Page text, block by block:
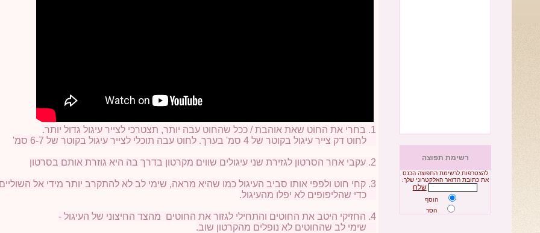
רשימת תפוצה
להצטרפות לרשימת התפוצה הכנס
את כתובת הדואר האלקטרוני שלך:
שלח
הוסף
הסר
1. בחרי את החוט שאת אוהבת / ככל שהחוט עבה יותר, תצטרכי לצייר עיגול גדול יותר.
לחוט דק צייר עיגול בקוטר של 4 סמ' בערך. לחוט עבה תוכלי לצייר עיגול בקוטר של 6-7 סמ'
2. עקבי אחר הסרטון לגזירת שני עיגולים שווים מקרטון בדרך בה היא גוזרת אותם בסרטון
3. קחי חוט ולפפי אותו סביב העיגול כמו שהיא מראה, שימי לב לא להתקרב יותר מידי אל השוליים
כדי שהליפופים לא יפלו מהעיגול.
4. החזיקי היטב את החוטים והתחילי לגזור את החוטים מהצד החיצוני של העיגול -
שימי לב שהחוטים לא נופלים מהקרטון שוב.